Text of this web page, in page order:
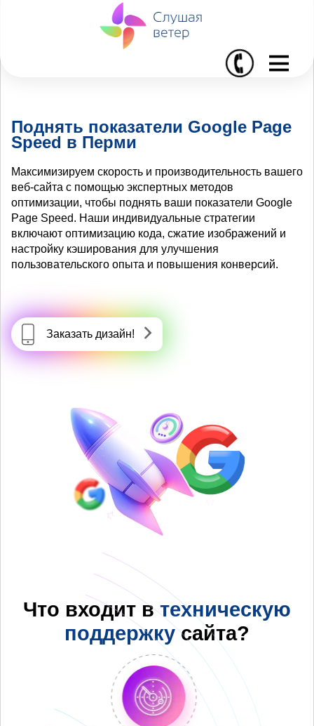
I
Поднять показатели Google Page
Speed в Перми
Максимизируем скорость и производительность вашего
веб-сайта с помощью экспертных методов
оптимизации, чтобы поднять ваши показатели Google
Page Speed. Наши индивидуальные стратегии
включают оптимизацию кода, сжатие изображений и
настройку кэширования для улучшения
пользовательского опыта и повышения конверсий.
Заказать дизайн!
Что входит в техническую
поддержку сайта?